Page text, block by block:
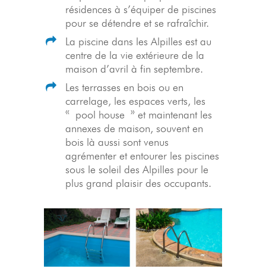
résidences à s’équiper de piscines
pour se détendre et se rafraîchir.
La piscine dans les Alpilles est au
centre de la vie extérieure de la
maison d’avril à fin septembre.
Les terrasses en bois ou en
carrelage, les espaces verts, les
« pool house » et maintenant les
annexes de maison, souvent en
bois là aussi sont venus
agrémenter et entourer les piscines
sous le soleil des Alpilles pour le
plus grand plaisir des occupants.